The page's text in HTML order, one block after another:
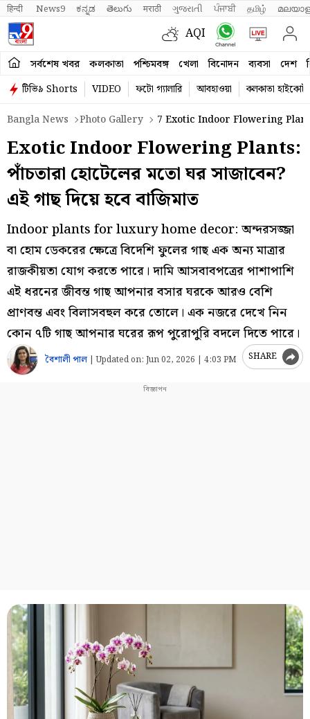
हिन्दी News9 ಕನ್ನಡ తెలుగు मराठी ગુજરાતી ਪੰਜਾਬੀ தமிழ்
AQI
সর্বশেষ খবর কলকাতা পশ্চিমবঙ্গ খেলা বিনোদন ব্যবসা দেশ
টিভি৯ Shorts VIDEO ফটো গ্যালারি আবহাওয়া
কলকাতা হাইকোর্ট
Bangla News
Photo Gallery 7 Exotic Indoor Flowering
Exotic Indoor Flowering Plants:
পাঁচতারা হোটেলের মতো ঘর সাজাবেন?
এই গাছ দিয়ে হবে বাজিমাত
Indoor plants for luxury home decor: অন্দরসজ্জা
বা হোম ডেকরের ক্ষেত্রে বিদেশি ফুলের গাছ এক অন্য মাত্রার
রাজকীয়তা যোগ করতে পারে। দামি আসবাবপত্রের পাশাপাশি
এই ধরনের জীবন্ত গাছ আপনার বসার ঘরকে আরও বেশি
প্রাণবন্ত এবং বিলাসবহুল করে তোলে। এক নজরে দেখে নিন
কোন ৭টি গাছ আপনার ঘরের রূপ পুরোপুরি বদলে দিতে পারে।
বৈশালী পাল |Updated on: Jun 02, 2026 | 4:03 PM SHARE